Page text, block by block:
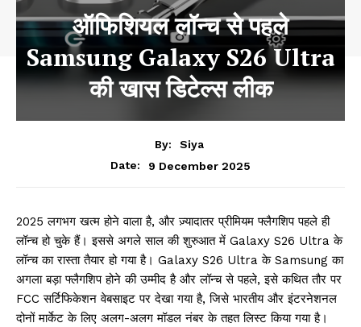
ऑफिशियल लॉन्च से पहले
Samsung Galaxy S26 Ultra
की खास डिटेल्स लीक
By:
Siya
Date:
9 December 2025
2025 लगभग खत्म होने वाला है, और ज़्यादातर प्रीमियम फ्लैगशिप पहले ही
लॉन्च हो चुके हैं। इससे अगले साल की शुरुआत में Galaxy S26 Ultra के
लॉन्च का रास्ता तैयार हो गया है। Galaxy S26 Ultra के Samsung का
अगला बड़ा फ्लैगशिप होने की उम्मीद है और लॉन्च से पहले, इसे कथित तौर पर
FCC सर्टिफिकेशन वेबसाइट पर देखा गया है, जिसे भारतीय और इंटरनेशनल
दोनों मार्केट के लिए अलग-अलग मॉडल नंबर के तहत लिस्ट किया गया है।